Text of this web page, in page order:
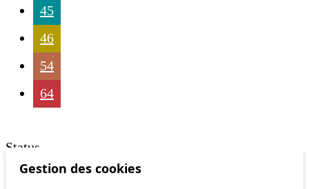
45
46
54
64
Status
Gestion des cookies